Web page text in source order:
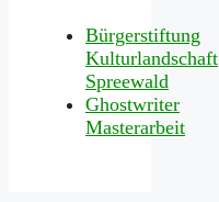
Bürgerstiftung
Kulturlandschaft
Spreewald
Ghostwriter
Masterarbeit